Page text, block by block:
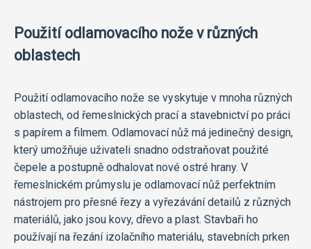
Použití odlamovacího nože v různých
oblastech
Použití odlamovacího nože se vyskytuje v mnoha různých
oblastech, od řemeslnických prací a stavebnictví po práci
s papírem a filmem. Odlamovací nůž má jedinečný design,
který umožňuje uživateli snadno odstraňovat použité
čepele a postupně odhalovat nové ostré hrany. V
řemeslnickém průmyslu je odlamovací nůž perfektním
nástrojem pro přesné řezy a vyřezávání detailů z různých
materiálů, jako jsou kovy, dřevo a plast. Stavbaři ho
používají na řezání izolačního materiálu, stavebních prken